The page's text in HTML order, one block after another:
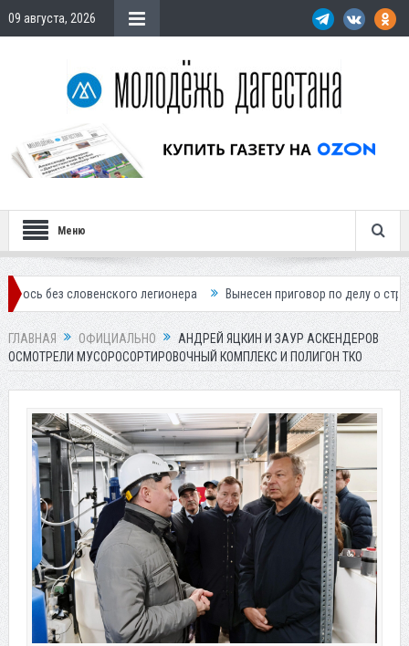
09 августа, 2026
Меню
легионера Вынесен приговор по делу о строительстве
ГЛАВНАЯ ОФИЦИАЛЬНО
АНДРЕЙ ЯЦКИН И ЗАУР АСКЕНДЕРОВ
ОСМОТРЕЛИ МУСОРОСОРТИРОВОЧНЫЙ КОМПЛЕКС И ПОЛИГОН ТКО